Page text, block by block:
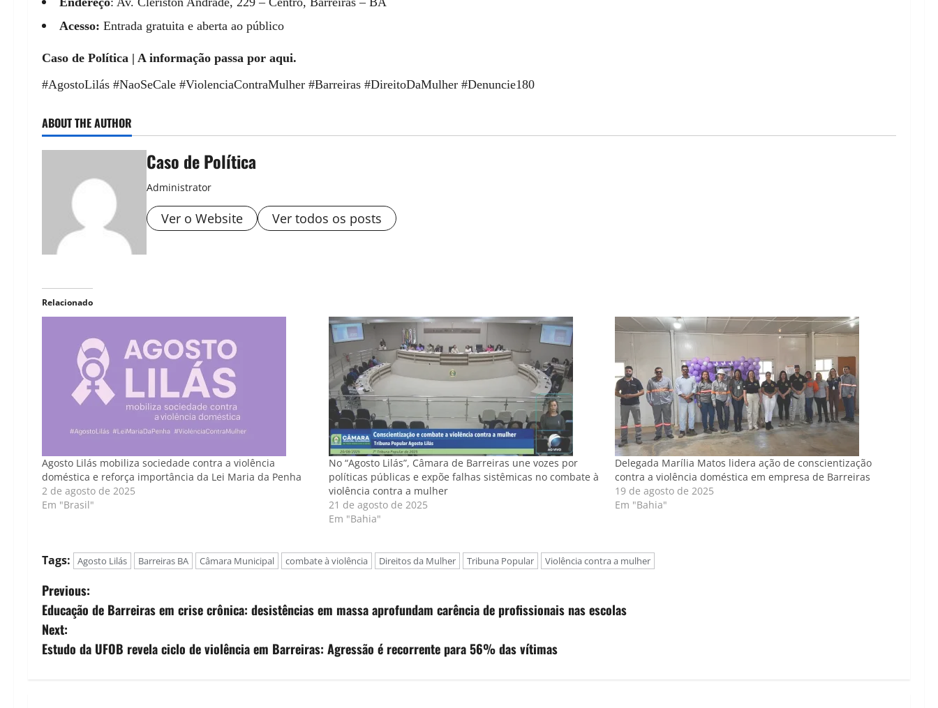
Acesso: Entrada gratuita e aberta ao público
Caso de Política | A informação passa por aqui.
#AgostoLilás #NaoSeCale #ViolenciaContraMulher #Barreiras #DireitoDaMulher #Denuncie180
ABOUT THE AUTHOR
Caso de Política
Administrator
Ver o Website Ver todos os posts
Relacionado
Agosto Lilás mobiliza sociedade contra a violência
doméstica e reforça importância da Lei Maria da Penha
2 de agosto de 2025
Em "Brasil"
No “Agosto Lilás”, Câmara de Barreiras une vozes por
políticas públicas e expõe falhas sistêmicas no combate à
violência contra a mulher
21 de agosto de 2025
Em "Bahia"
Delegada Marília Matos lidera ação de conscientização
contra a violência doméstica em empresa de Barreiras
19 de agosto de 2025
Em "Bahia"
Tags: Agosto Lilás Barreiras BA Câmara Municipal combate à violência Direitos da Mulher Tribuna Popular Violência contra a mulher
P
o
s
Previous:
Educação de Barreiras em crise crônica: desistências em massa aprofundam carência de profissionais nas escolas
Next:
Estudo da UFOB revela ciclo de violência em Barreiras: Agressão é recorrente para 56% das vítimas